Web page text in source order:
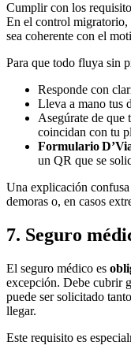
Cumplir con los
En el control migratorio,
sea coherente con el
Para que todo fluya sin
Responde con
Lleva a mano tus
Asegúrate de que
coincidan con tu
Formulario
un QR que se
Una explicación
demoras o, en casos
7. Seguro
El seguro médico es
excepción. Debe cubrir
puede ser solicitado
llegar.
Este requisito es